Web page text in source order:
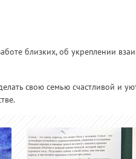
близких, об укреплении
свою семью счастливой и